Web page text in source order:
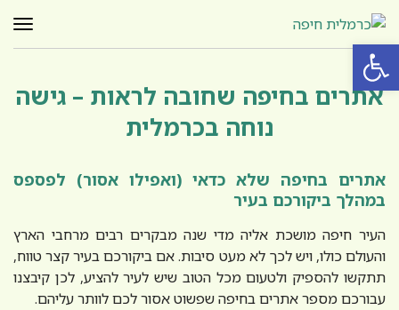
אתרים בחיפה שחובה לראות – גישה
נוחה בכרמלית
אתרים בחיפה שלא כדאי (ואפילו אסור) לפספס
במהלך ביקורכם בעיר
העיר חיפה מושכת אליה מדי שנה מבקרים רבים מרחבי הארץ
והעולם כולו, ויש לכך לא מעט סיבות. אם ביקורכם בעיר קצר טווח,
תתקשו להספיק ולטעום מכל הטוב שיש לעיר להציע, לכן קיבצנו
עבורכם מספר אתרים בחיפה שפשוט אסור לכם לוותר עליהם.
פתח סרגל נגישות